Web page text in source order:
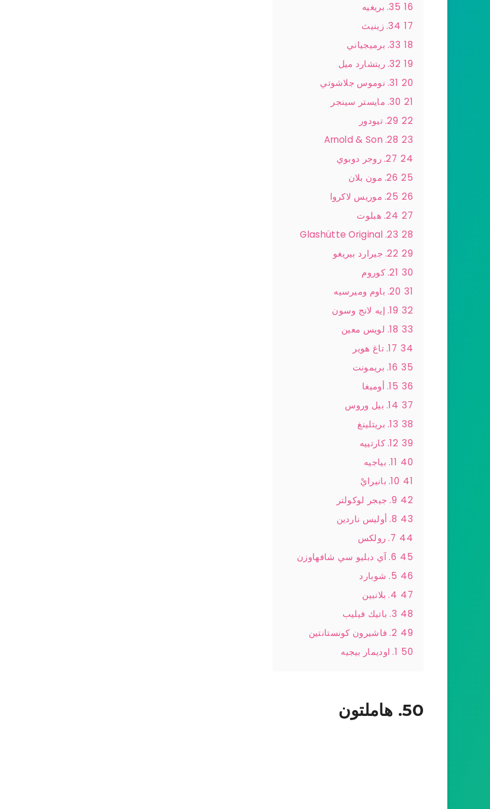
16 35. بريغيه
17 34. زينيث
18 33. برميجياني
19 32. ريتشارد ميل
20 31. نوموس جلاشوتي
21 30. مايستر سينجر
22 29. تيودور
23
28. Arnold & Son
24 27. روجر دوبوي
25 26. مون بلان
26 25. موريس لاكروا
27 24. هبلوت
28
23. Glashütte Original
29 22. جيرارد بيريغو
30 21. كوروم
31 20. باوم وميرسيه
32 19. إيه لانج وسون
33 18. لويس معين
34 17. تاغ هوير
35 16. بريمونت
36 15. أوميغا
37 14. بيل وروس
38 13. بريتلينغ
39 12. كارتييه
40 11. بياجيه
41 10. بانيرايْ
42 9. جيجر لوكولتر
43 8. أوليس ناردين
44 7. رولكس
45 6. آي دبليو سي شافهاوزن
46 5. شوبارد
47 4. بلانبين
48 3. باتيك فيليب
49 2. فاشيرون كونستانتين
50 1. اوديمار بيجيه
50. هاملتون